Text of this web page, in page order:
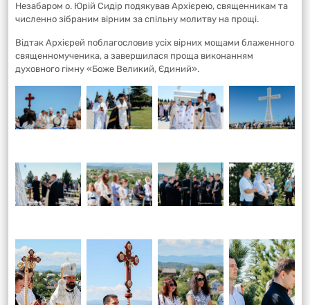
Незабаром о. Юрій Сидір подякував Архієрею, священникам та
численно зібраним вірним за спільну молитву на прощі.
Відтак Архієрей поблагословив усіх вірних мощами блаженного
священномученика, а завершилася проща виконанням
духовного гімну «Боже Великий, Єдиний».